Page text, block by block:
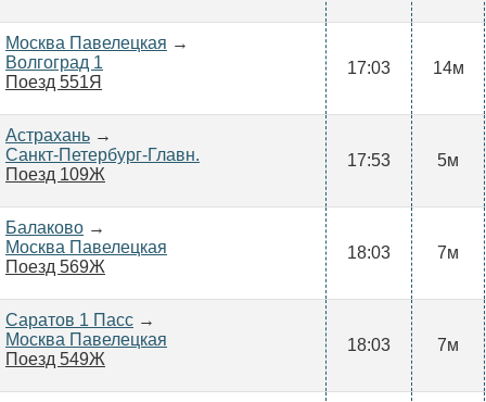
Москва Павелецкая →
Волгоград 1
Поезд 551Я
17:03 14м
Астрахань →
Санкт-Петербург-Главн.
Поезд 109Ж
17:53 5м
Балаково →
Москва Павелецкая
Поезд 569Ж
18:03 7м
Саратов 1 Пасс →
Москва Павелецкая
Поезд 549Ж
18:03 7м